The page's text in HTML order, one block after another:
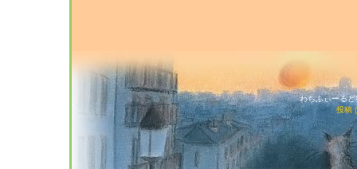
わちふぃーる
投稿